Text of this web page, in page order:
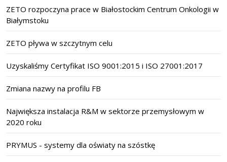
ZETO rozpoczyna prace w Białostockim Centrum Onkologii w
Białymstoku
ZETO pływa w szczytnym celu
Uzyskaliśmy Certyfikat ISO 9001:2015 i ISO 27001:2017
Zmiana nazwy na profilu FB
Największa instalacja R&M w sektorze przemysłowym w
2020 roku
PRYMUS - systemy dla oświaty na szóstkę